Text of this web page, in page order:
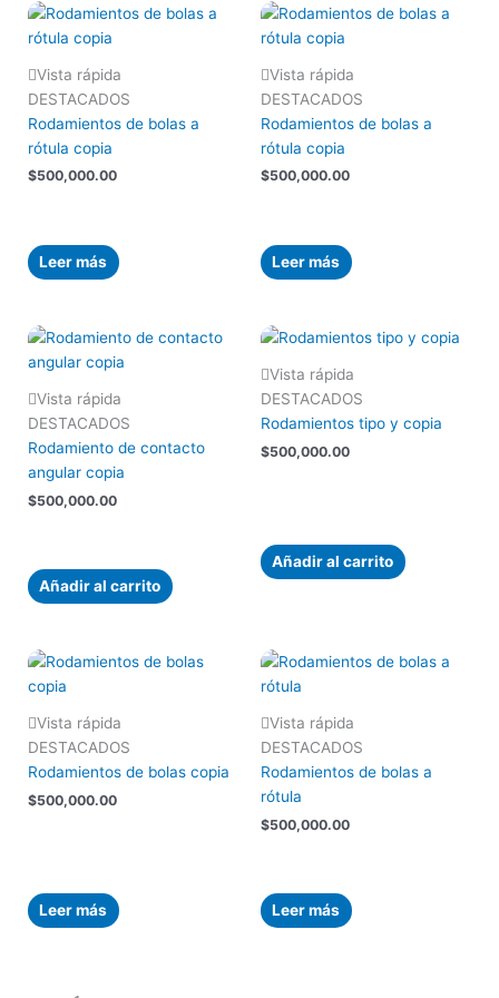
Vista rápida
DESTACADOS
Rodamientos de bolas a
rótula copia
$500,000.00
Leer más
Vista rápida
DESTACADOS
Rodamientos de bolas a
rótula copia
$500,000.00
Leer más
Vista rápida
DESTACADOS
Rodamiento de contacto
angular copia
$500,000.00
Añadir al carrito
Vista rápida
DESTACADOS
Rodamientos tipo y copia
$500,000.00
Añadir al carrito
Vista rápida
DESTACADOS
Rodamientos de bolas copia
$500,000.00
Leer más
Vista rápida
DESTACADOS
Rodamientos de bolas a
rótula
$500,000.00
Leer más